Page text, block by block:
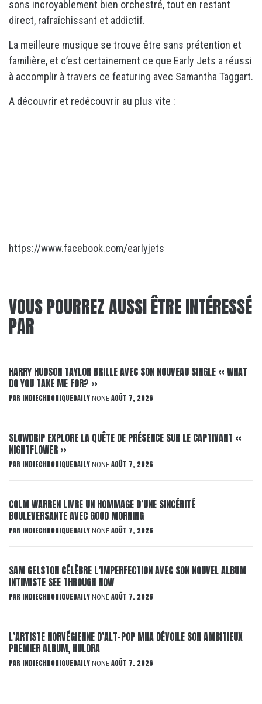
sons incroyablement bien orchestré, tout en restant
direct, rafraîchissant et addictif.
La meilleure musique se trouve être sans prétention et
familière, et c’est certainement ce que Early Jets a réussi
à accomplir à travers ce featuring avec Samantha Taggart.
A découvrir et redécouvrir au plus vite :
https://www.facebook.com/earlyjets
VOUS POURREZ AUSSI ÊTRE INTÉRESSÉ
PAR
HARRY HUDSON TAYLOR BRILLE AVEC SON NOUVEAU SINGLE « WHAT
DO YOU TAKE ME FOR? »
PAR INDIECHRONIQUEDAILY NONE AOÛT 7, 2026
SLOWDRIP EXPLORE LA QUÊTE DE PRÉSENCE SUR LE CAPTIVANT «
NIGHTFLOWER »
PAR INDIECHRONIQUEDAILY NONE AOÛT 7, 2026
COLM WARREN LIVRE UN HOMMAGE D’UNE SINCÉRITÉ
BOULEVERSANTE AVEC GOOD MORNING
PAR INDIECHRONIQUEDAILY NONE AOÛT 7, 2026
SAM GELSTON CÉLÈBRE L’IMPERFECTION AVEC SON NOUVEL ALBUM
INTIMISTE SEE THROUGH NOW
PAR INDIECHRONIQUEDAILY NONE AOÛT 7, 2026
L’ARTISTE NORVÉGIENNE D’ALT-POP MIIA DÉVOILE SON AMBITIEUX
PREMIER ALBUM, HULDRA
PAR INDIECHRONIQUEDAILY NONE AOÛT 7, 2026